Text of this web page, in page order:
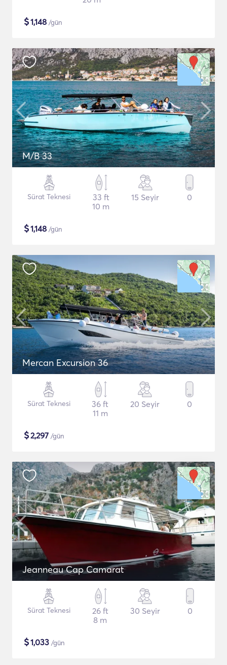
$1,148 /gün
M/B 33
Sürat Teknesi
33 ft
10 m
15 Seyir 0
$1,148 /gün
Mercan Excursion 36
Sürat Teknesi
36 ft
11 m
20 Seyir 0
$2,297 /gün
Jeanneau Cap Camarat
Sürat Teknesi
26 ft
8 m
30 Seyir 0
$1,033 /gün